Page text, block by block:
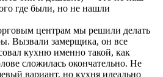
где были, но не нашли
центрам мы решили делать
Вызвали замерщика, он все
кухню именно такой, как
сложилась окончательно. Не
вариант, но кухня идеально